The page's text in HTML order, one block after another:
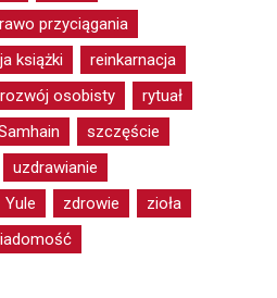
przyciągania
książki
reinkarnacja
rozwój osobisty
rytuał
szczęście
uzdrawianie
Yule zdrowie
zioła